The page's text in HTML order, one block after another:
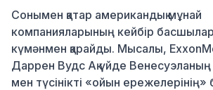
Сонымен қатар американдық мұнай
компанияларының кейбір
күмәнмен қарайды. Мысалы,
Даррен Вудс Ақ үйде
мен түсінікті «ойын